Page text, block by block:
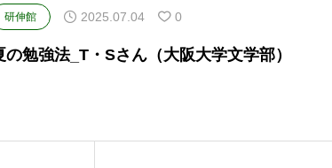
研伸館 2025.07.04 0
の勉強法_T・Sさん（大阪大学文学部）